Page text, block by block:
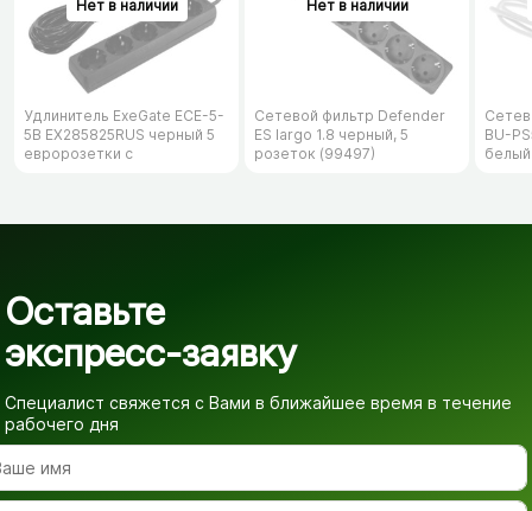
Удлинитель ExeGate ECE-5-
5B EX285825RUS черный 5
евророзетки с
Сетевой фильтр Defender
ES largo 1.8 черный, 5
розеток (99497)
BU-
белый
Оставьте
экспресс-заявку
Специалист свяжется с Вами в ближайшее время в течение
рабочего дня